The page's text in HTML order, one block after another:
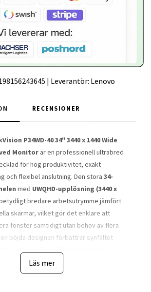
| Leverantör: Lenovo
RECENSIONER
P34WD-40 34" 3440 x 1440 Wide
Monitorär en professionell ultrabred
för hög produktivitet, exakt
och flexibel anslutning. Den stora 34-
med UWQHD-upplösning (3440 x
bredare arbetsutrymme jämfört
skärmar, vilket gör det enklare att
fönster samtidigt utan behov av flera
böjda designen förbättrar synfältet
av upplösning och panelteknik gör
lämplig för professionella användare.
Läs mer